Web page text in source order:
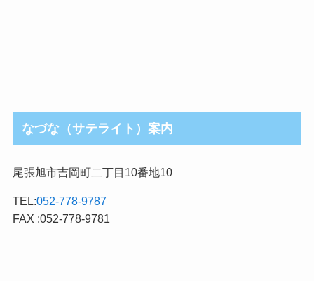
なづな（サテライト）案内
尾張旭市吉岡町二丁目10番地10
TEL:052-778-9787
FAX :052-778-9781